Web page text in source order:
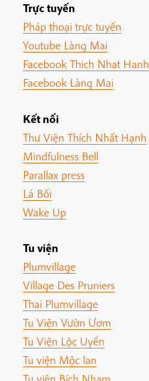
Trực tuyến
Pháp thoại trực tuyến
Youtube Làng Mai
Facebook Thich Nhat Hanh
Facebook Làng Mai
Kết nối
Thư Viện Thích Nhất Hạnh
Mindfulness Bell
Parallax press
Lá Bối
Wake Up
Tu viện
Plumvillage
Village Des Pruniers
Thai Plumvillage
Tu Viện Vườn Ươm
Tu Viện Lộc Uyển
Tu viện Mộc lan